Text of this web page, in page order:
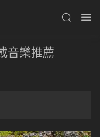
音樂推薦